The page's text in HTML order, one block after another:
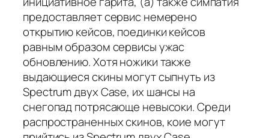
предоставляет сервис немерено
открытию кейсов, поединки кейсов
равным образом сервисы ужас
обновлению. Хотя ножики также
выдающиеся скины могут сыпнуть из
Spectrum двух Case, их шансы на
снегопад потрясающе невысоки. Среди
распространенных скинов, коие могут